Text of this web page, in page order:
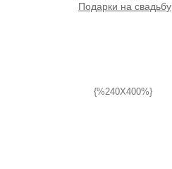
Подарки на свадьбу
{%240X400%}